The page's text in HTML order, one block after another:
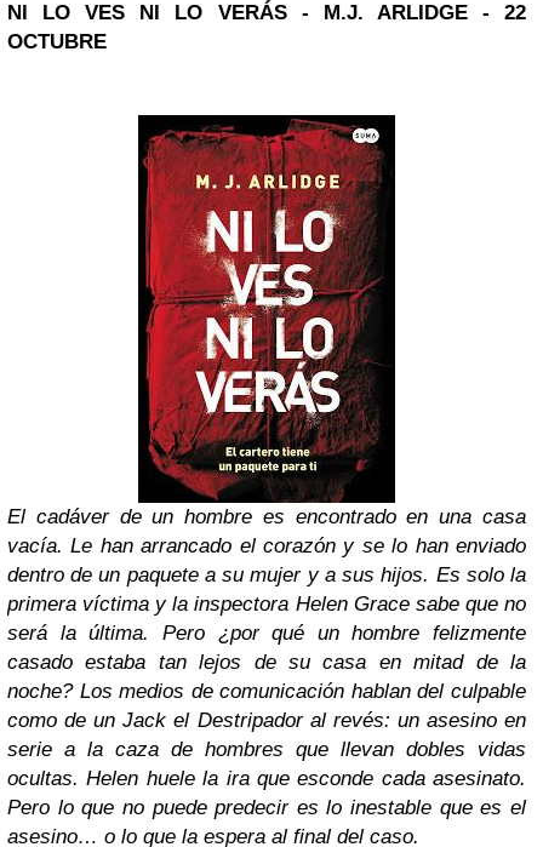
NI LO VES NI LO VERÁS - M.J. ARLIDGE - 22
OCTUBRE
El cadáver de un hombre es encontrado en una casa
vacía. Le han arrancado el corazón y se lo han enviado
dentro de un paquete a su mujer y a sus hijos. Es solo la
primera víctima y la inspectora Helen Grace sabe que no
será la última. Pero ¿por qué un hombre felizmente
casado estaba tan lejos de su casa en mitad de la
noche? Los medios de comunicación hablan del culpable
como de un Jack el Destripador al revés: un asesino en
serie a la caza de hombres que llevan dobles vidas
ocultas. Helen huele la ira que esconde cada asesinato.
Pero lo que no puede predecir es lo inestable que es el
asesino… o lo que la espera al final del caso.